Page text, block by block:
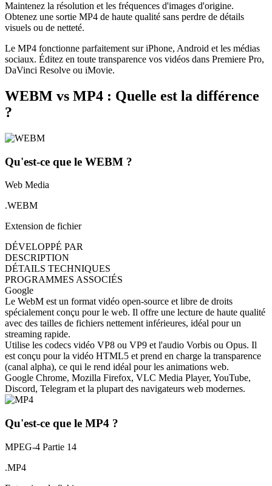
Maintenez la résolution et les fréquences d'images d'origine.
Obtenez une sortie MP4 de haute qualité sans perdre de détails
visuels ou de netteté.
Le MP4 fonctionne parfaitement sur iPhone, Android et les médias
sociaux. Éditez en toute transparence vos vidéos dans Premiere Pro,
DaVinci Resolve ou iMovie.
WEBM vs MP4 : Quelle est la différence
?
Qu'est-ce que le WEBM ?
Web Media
.WEBM
Extension de fichier
DÉVELOPPÉ PAR
DESCRIPTION
DÉTAILS TECHNIQUES
PROGRAMMES ASSOCIÉS
Google
Le WebM est un format vidéo open-source et libre de droits
spécialement conçu pour le web. Il offre une lecture de haute qualité
avec des tailles de fichiers nettement inférieures, idéal pour un
streaming rapide.
Utilise les codecs vidéo VP8 ou VP9 et l'audio Vorbis ou Opus. Il
est conçu pour la vidéo HTML5 et prend en charge la transparence
(canal alpha), ce qui le rend idéal pour les animations web.
Google Chrome, Mozilla Firefox, VLC Media Player, YouTube,
Discord, Telegram et la plupart des navigateurs web modernes.
Qu'est-ce que le MP4 ?
MPEG-4 Partie 14
.MP4